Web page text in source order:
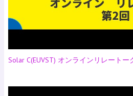
Solar C(EUVST) オンラインリレートー